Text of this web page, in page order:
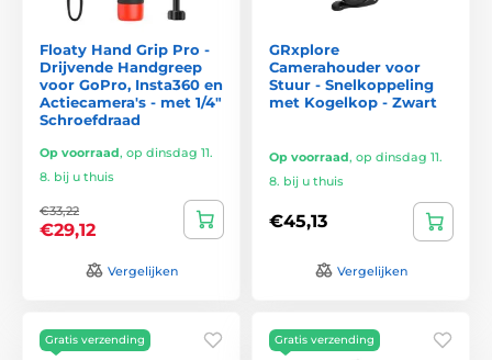
Floaty Hand Grip Pro -
Drijvende Handgreep
voor GoPro, Insta360 en
Actiecamera's - met 1/4"
Schroefdraad
Op voorraad, op dinsdag 11.
8. bij u thuis
€33,22
€29,12
Vergelijken
GRxplore
Camerahouder voor
Stuur - Snelkoppeling
met Kogelkop - Zwart
Op voorraad, op dinsdag 11.
8. bij u thuis
€45,13
Vergelijken
Gratis verzending Gratis verzending